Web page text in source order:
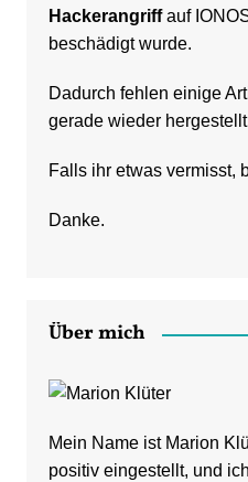
Hackerangriffauf
beschädigt wurde.
Dadurch fehlen einige
gerade wieder
Falls ihr etwas vermisst,
Danke.
Über mich
Mein Name ist Marion
positiv eingestellt, und